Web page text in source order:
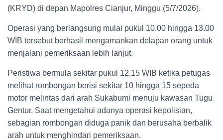
(KRYD) di depan Mapolres Cianjur, Minggu (5/7/2026).
Operasi yang berlangsung mulai pukul 10.00 hingga 13.00
WIB tersebut berhasil mengamankan delapan orang untuk
menjalani pemeriksaan lebih lanjut.
Peristiwa bermula sekitar pukul 12.15 WIB ketika petugas
melihat rombongan berisi sekitar 10 hingga 15 sepeda
motor melintas dari arah Sukabumi menuju kawasan Tugu
Gentur. Saat mengetahui adanya operasi kepolisian,
sebagian rombongan diduga panik dan berusaha berbalik
arah untuk menghindari pemeriksaan.